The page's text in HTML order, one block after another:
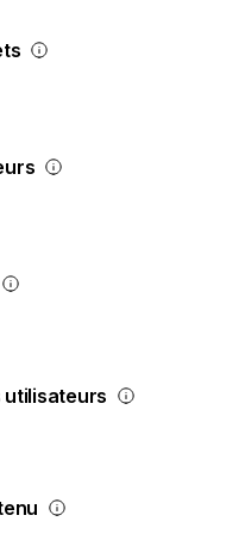
utilisateurs